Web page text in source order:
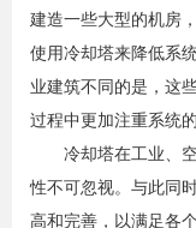
建造一些大型的机房
使用冷却塔来降低系
业建筑不同的是，这
过程中更加注重系统
冷却塔在工业、空
性不可忽视。与此同
高和完善，以满足各